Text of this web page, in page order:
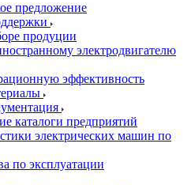
предложение
продуции
электродвигателю
эффективность
каталоги предприятий
электрических машин по
по эксплуатации